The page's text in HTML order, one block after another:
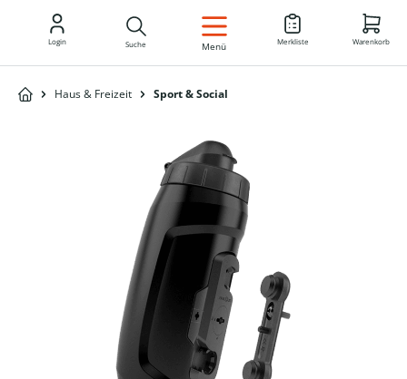
DE
Login Suche Menü Merkliste Warenkorb
Haus & Freizeit Sport & Social